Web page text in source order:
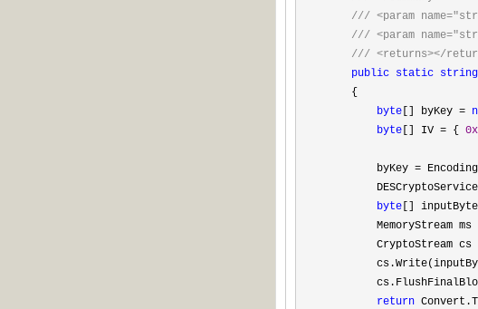
/// <param
/// <param
/// <returns></
public static string
{
byte [] byKey =
byte [] IV = {
byKey =
byte []
MemoryStream ms
CryptoStream cs
return